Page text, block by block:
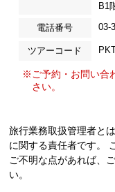
B1
電話番号 03-
ツアーコード
※ご予約・お問い合
さい。
旅行業務取扱管理者と
に関する責任者です。
ご不明な点があれば、
い。